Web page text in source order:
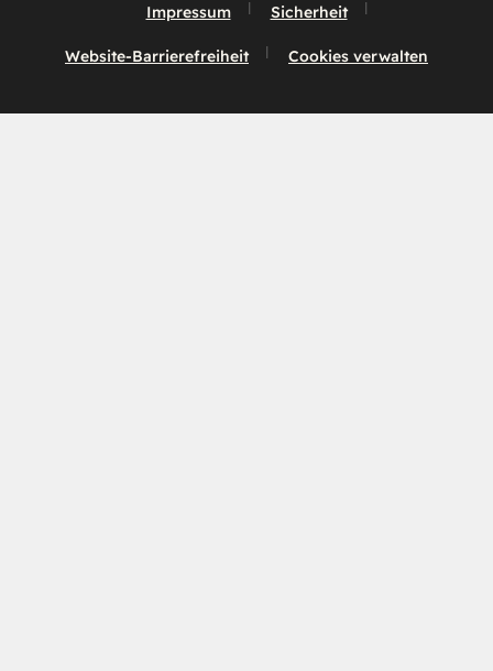
Impressum Sicherheit
Website-Barrierefreiheit Cookies verwalten